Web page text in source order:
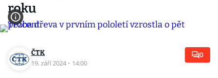
roku
ČTK
19. září 2024 · 14:00
0